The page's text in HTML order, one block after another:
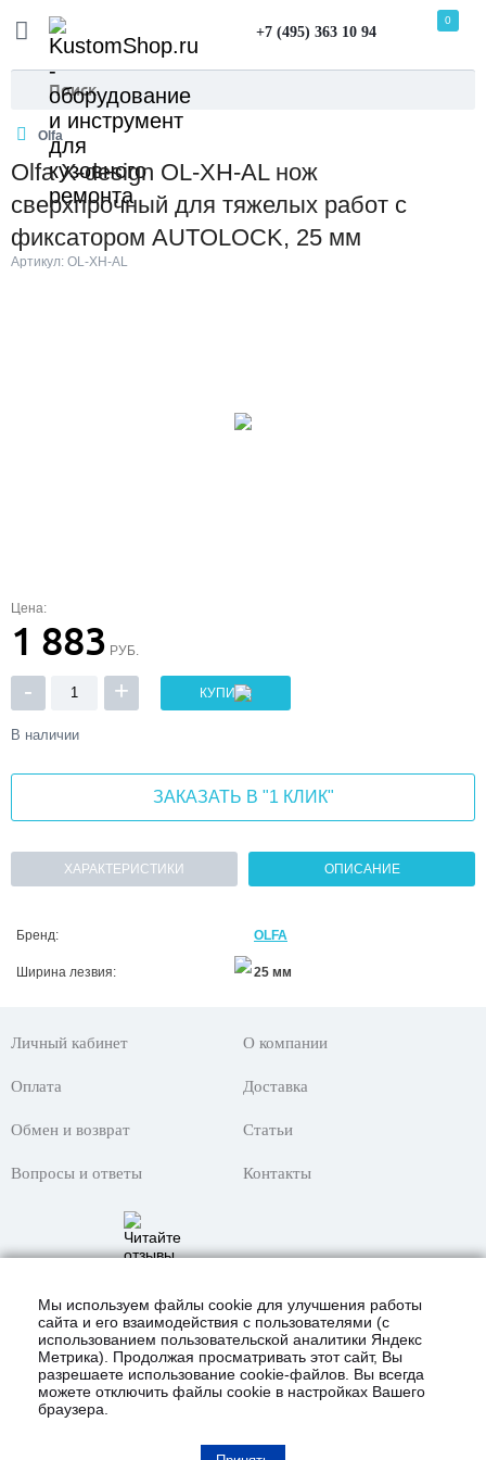
+7 (495) 363 10 94
0
Olfa
Olfa X-design OL-XH-AL нож
сверхпрочный для тяжелых работ с
фиксатором AUTOLOCK, 25 мм
Артикул: OL-XH-AL
Цена:
1 883 РУБ.
- + КУПИТЬ
В наличии
ЗАКАЗАТЬ В "1 КЛИК"
ХАРАКТЕРИСТИКИ ОПИСАНИЕ
Бренд: OLFA
Ширина лезвия: 25 мм
Личный кабинет О компании
Оплата Доставка
Обмен и возврат Статьи
Вопросы и ответы Контакты
Карта сайта
Мы используем файлы cookie для улучшения работы
сайта и его взаимодействия с пользователями (с
использованием пользовательской аналитики Яндекс
Метрика). Продолжая просматривать этот сайт, Вы
разрешаете использование cookie-файлов. Вы всегда
можете отключить файлы cookie в настройках Вашего
браузера.